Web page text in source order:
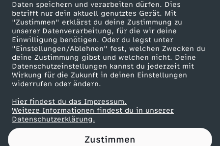
Daten speichern und verarbeiten dürfen. Dies
betrifft nur dein aktuell genutztes Gerät. Mit
"Zustimmen" erklärst du deine Zustimmung zu
unserer Datenverarbeitung, für die wir deine
Einwilligung benötigen. Oder du legst unter
"Einstellungen/Ablehnen" fest, welchen Zwecken du
deine Zustimmung gibst und welchen nicht. Deine
Datenschutzeinstellungen kannst du jederzeit mit
Wirkung für die Zukunft in deinen Einstellungen
widerrufen oder ändern.
Hier findest du das Impressum.
Weitere Informationen findest du in unserer
Datenschutzerklärung.
Zustimmen
d
e
z
u
r
W
ZDF goes Schule
Werbefernsehen
Mainzelmännchen
Partner